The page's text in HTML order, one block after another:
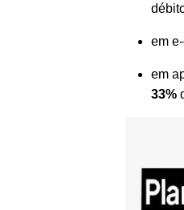
em
em
33%